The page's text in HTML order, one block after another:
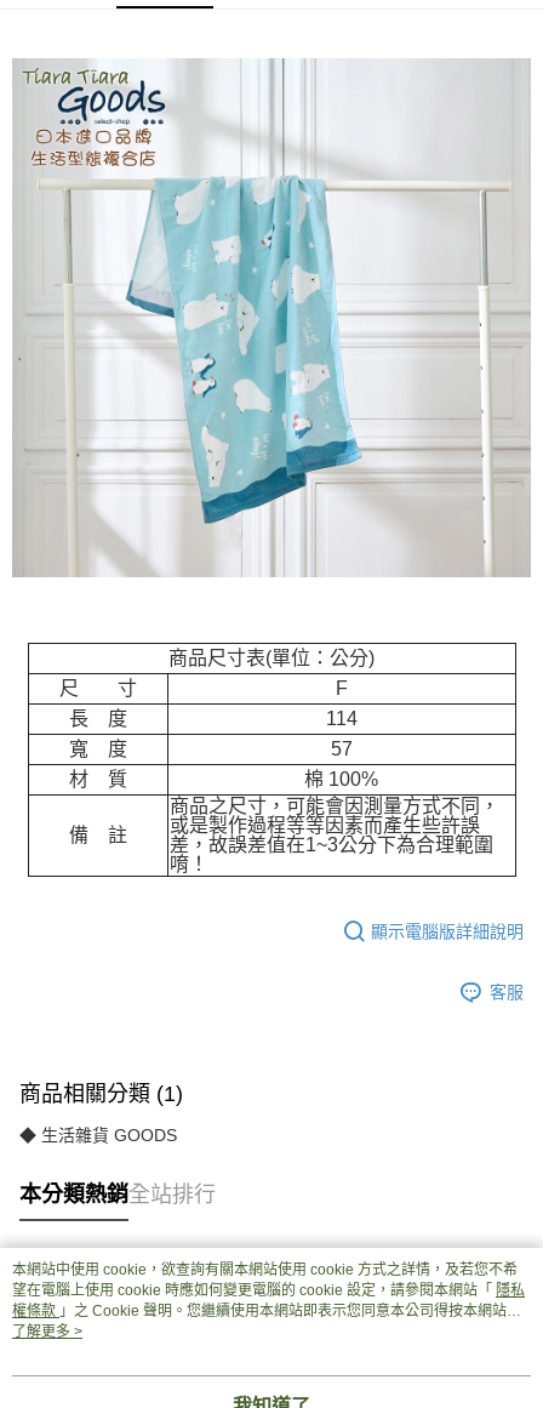
３．安心：先確認商品／服務後，再付款。
【「AFTEE先享後付」結帳流程】
１．於結帳方式選擇「AFTEE先享後付」後，將跳轉至「AFTEE先享後付」
結帳頁面，進行簡訊認證並確認金額後，即可完成結帳。
２．訂單成立數日內，您將收到繳費通知簡訊。
３．收到繳費通知簡訊後14天內，點擊此簡訊中的連結，可透過四大超商／
ATM／網路銀行／等多元方式進行付款，方視為交易完成。
※ 請注意：結帳手續完成當下不需立刻繳費，但若您需要取消訂單，請聯絡
購買商品的店家。未經商家同意取消之訂單仍視為有效，需透過AFTEE先享
後付繳納相關費用。
※ 交易是否成功請以「AFTEE先享後付 」之結帳頁面顯示為準，若有關於
是否繳費成功／繳費後需取消欲退款等相關疑問，請聯繫「AFTEE先享後付
客戶支援中心」 https://netprotections.freshdesk.com/support/home
１．透過由恩沛科技股份有限公司提供之「AFTEE先享後付」服務完成之交
易，需依本服務之必要範圍內提供個人資料，並將交易相關給付款項請求債
權轉讓予恩沛科技股份有限公司。
２．關於個人資料處理事宜，請瀏覽以下網址：
https://aftee.tw/terms/#terms3
３．未成年的使用者請事先徵得法定代理人或監護人之同意方可使用
「AFTEE先享後付」，若未經同意申辦者引起之損失，本公司不負相關責
５．嚴禁一人註冊多個帳號或使用他人資訊註冊。若發現惡意使用之情形，
恩沛科技股份有限公司將有權停止該用戶之使用額度並採取法律行動。
全家取貨付款
每筆NT$60，滿NT$1,800(含以上)免運費
付款後全家取貨
每筆NT$60，滿NT$1,800(含以上)免運費
7-11取貨付款
每筆NT$60，滿NT$2,000(含以上)免運費
付款後7-11取貨
每筆NT$60，滿NT$2,000(含以上)免運費
黑貓宅急便(包裹尺寸60cm以下)
每筆NT$100，滿NT$2,000(含以上)免運費
黑貓宅急便(包裹尺寸90cm以下)
每筆NT$140，滿NT$2,000(含以上)免運費
商品尺寸表(單位：公分)
尺 寸
F
長 度
114
寬 度
57
材 質
棉 100%
備 註
商品之尺寸，可能會因測量方式不同，
或是製作過程等等因素而產生些許誤
差，故誤差值在1~3公分下為合理範圍
唷！
顯示電腦版詳細說明
客服
商品相關分類 (1)
◆ 生活雜貨 GOODS
本分類熱銷全站排行
熱門標籤
本網站中使用 cookie，欲查詢有關本網站使用 cookie 方式之詳情，及若您不希
望在電腦上使用 cookie 時應如何變更電腦的 cookie 設定，請參閱本網站「 隱私
權條款 」之 Cookie 聲明。您繼續使用本網站即表示您同意本公司得按本網站使
用條款之 Cookie 聲明使用 cookie。
了解更多 >